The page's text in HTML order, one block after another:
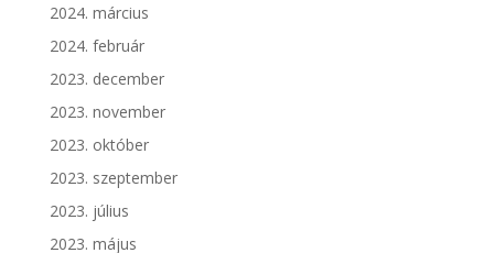
2024. március
2024. február
2023. december
2023. november
2023. október
2023. szeptember
2023. július
2023. május